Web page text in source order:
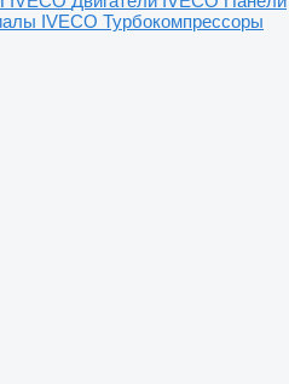
IVECO Турбокомпрессоры